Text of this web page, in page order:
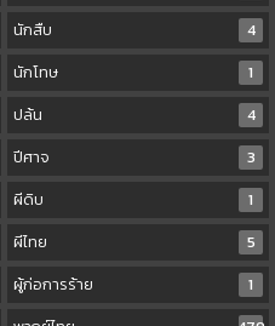
นักสืบ
4
นักโทษ
1
ปล้น
4
ปีศาจ
3
ผีดิบ
1
ผีไทย
5
ผู้ก่อการร้าย
1